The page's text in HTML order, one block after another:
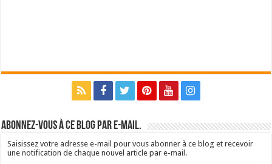
Abonnez-vous à ce blog par e-mail.
Saisissez votre adresse e-mail pour vous abonner à ce blog et recevoir
une notification de chaque nouvel article par e-mail.